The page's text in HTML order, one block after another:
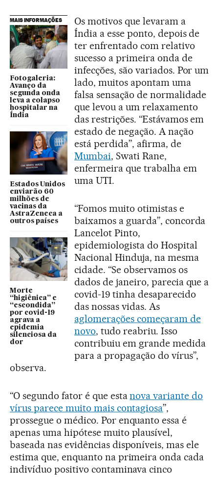
MAIS INFORMAÇÕES
Fotogaleria:
Avanço da
segunda onda
leva a colapso
hospitalar na
Índia
Estados Unidos
enviarão 60
milhões de
vacinas da
AstraZeneca a
outros países
Morte
“higiênica” e
“escondida”
por covid-19
agrava a
epidemia
silenciosa da
dor
Os motivos que levaram a
Índia a esse ponto, depois de
ter enfrentado com relativo
sucesso a primeira onda de
infecções, são variados. Por um
lado, muitos apontam uma
falsa sensação de normalidade
que levou a um relaxamento
das restrições. “Estávamos em
estado de negação. A nação
está perdida”, afirma, de
Mumbai, Swati Rane,
enfermeira que trabalha em
uma UTI.
“Fomos muito otimistas e
baixamos a guarda”, concorda
Lancelot Pinto,
epidemiologista do Hospital
Nacional Hinduja, na mesma
cidade. “Se observamos os
dados de janeiro, parecia que a
covid-19 tinha desaparecido
das nossas vidas. As
aglomerações começaram de
novo, tudo reabriu. Isso
contribuiu em grande medida
para a propagação do vírus”,
observa.
“O segundo fator é que estanova variante do
vírus parece muito mais contagiosa”,
prossegue o médico. Por enquanto essa é
apenas uma hipótese muito plausível,
baseada nas evidências disponíveis, mas ele
estima que, enquanto na primeira onda cada
indivíduo positivo contaminava cinco